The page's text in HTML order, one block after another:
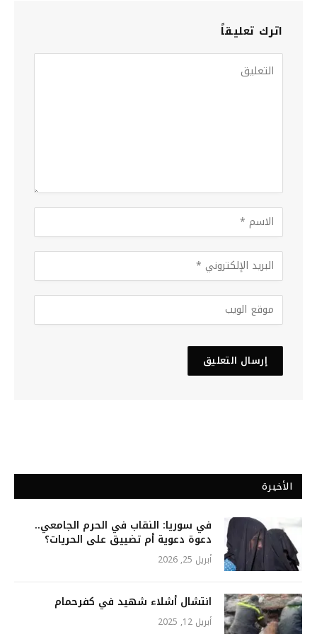
اترك تعليقاً
الأخيرة
في سوريا: النقاب في الحرم الجامعي..
دعوة دعوية أم تضييق على الحريات؟
أبريل 25, 2026
انتشال أشلاء شهيد في كفرحمام
أبريل 12, 2025